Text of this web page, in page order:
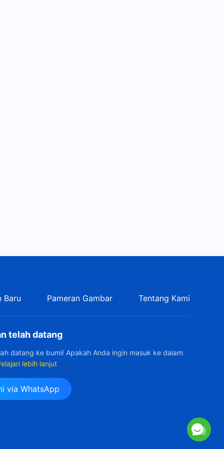
Baru Pameran Gambar Tentang Kami
telah datang
datang ke bumi! Apakah Anda ingin masuk ke dalam
lebih lanjut
via WhatsApp